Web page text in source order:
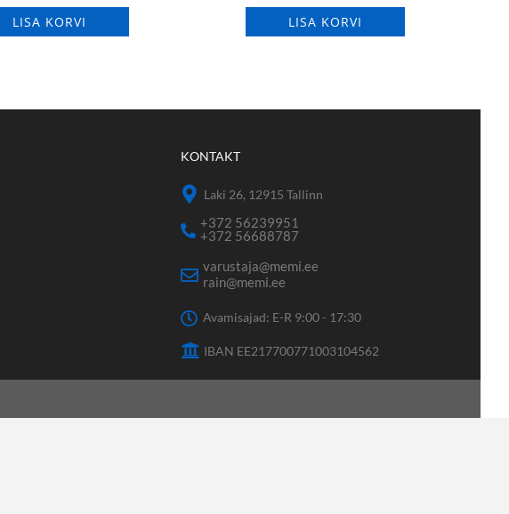
LISA KORVI
LISA KORVI
KONTAKT
Laki 26, 12915 Tallinn
+372 56239951
+372 56688787
varustaja@memi.ee
rain@memi.ee
Avamisajad: E-R 9:00 - 17:30
IBAN EE217700771003104562